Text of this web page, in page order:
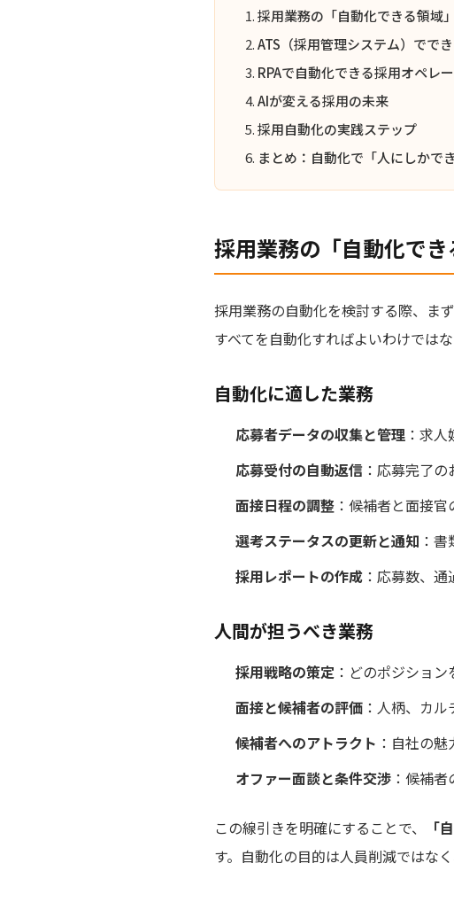
採用業務の「自動化できる領域
ATS（採用管理システム）でで
RPAで自動化できる採用オペレ
AIが変える採用の未来
採用自動化の実践ステップ
まとめ：自動化で「人にしかで
採用業務の「自動化でき
採用業務の自動化を検討する際、ま
すべてを自動化すればよいわけでは
自動化に適した業務
応募者データの収集と管理 ：求
応募受付の自動返信 ：応募完了
面接日程の調整 ：候補者と面接
選考ステータスの更新と通知 ：
採用レポートの作成 ：応募数、
人間が担うべき業務
採用戦略の策定 ：どのポジショ
面接と候補者の評価 ：人柄、カ
候補者へのアトラクト ：自社の
オファー面談と条件交渉 ：候補
この線引きを明確にすることで、 「
す。自動化の目的は人員削減ではな